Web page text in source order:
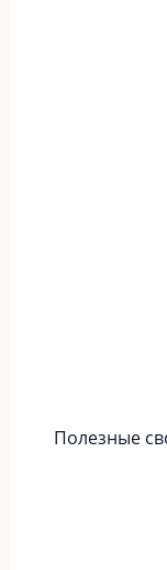
Полезные